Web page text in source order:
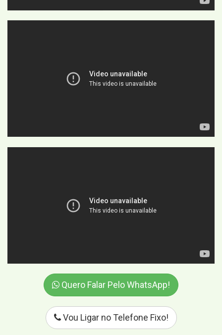
Quero Falar Pelo WhatsApp!
Vou Ligar no Telefone Fixo!